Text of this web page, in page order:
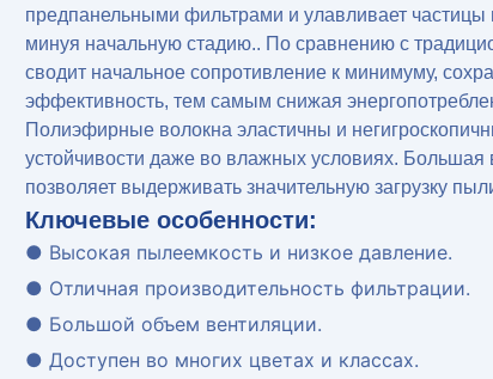
предпанельными фильтрами и улавливает частицы
минуя начальную стадию.. По сравнению с
сводит начальное сопротивление к минимуму,
эффективность, тем самым снижая
Полиэфирные волокна эластичны и
устойчивости даже во влажных условиях. Большая
позволяет выдерживать значительную загрузку
Ключевые особенности:
● Высокая пылеемкость и низкое давление.
● Отличная производительность фильтрации.
● Большой объем вентиляции.
● Доступен во многих цветах и ​​классах.